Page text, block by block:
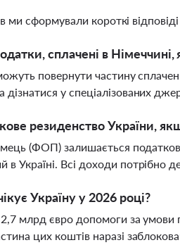
ми сформували короткі
сплачені в Німеччині,
повернути частину
у спеціалізованих
резиденство України,
(ФОП) залишається
Україні. Всі доходи потрібно
Україну у 2026 році?
2,7 млрд євро допомоги за
цих коштів наразі